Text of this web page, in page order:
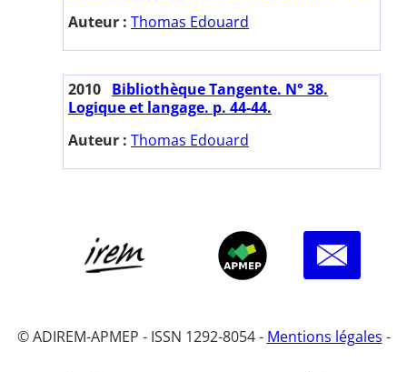
Auteur : Thomas Edouard
2010 Bibliothèque Tangente. N° 38.
Logique et langage. p. 44-44.
Auteur : Thomas Edouard
© ADIREM-APMEP - ISSN 1292-8054 - Mentions légales -